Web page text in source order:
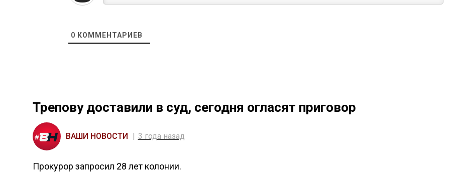
0 КОММЕНТАРИЕВ
Трепову доставили в суд, сегодня огласят приговор
ВАШИ НОВОСТИ 3 года назад
Прокурор запросил 28 лет колонии.